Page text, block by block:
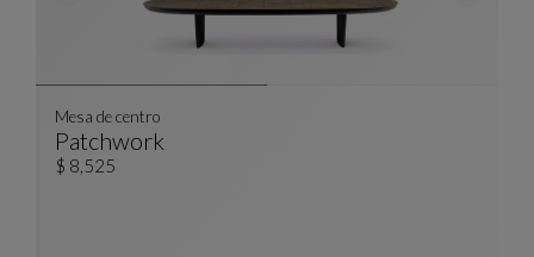
Patchwork
Mesa De Centro
Ver Descripción Completa
Mesa de centro
$ 8,525